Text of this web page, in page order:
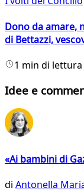
Dono da amare,
di Bettazzi,
1 min di lettura
Idee e
«Ai bambini di
di Antonella